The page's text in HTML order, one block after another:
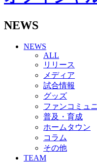
2026/27トップ
ボランティア
ビクトリーロー
HOMEGAME
観戦ルール＆マ
ホームゲーム
Jリーグ運営管
写真・動画使
ロートフィー
SCHEDULE
2026/27
練習見学時の
TICKET
NEWS
NEWS
ALL
リリース
メディア
試合情報
グッズ
ファンコミュ
普及・育成
ホームタウン
コラム
その他
TEAM